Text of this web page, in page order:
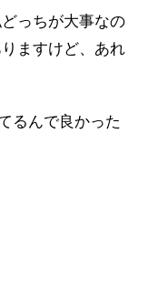
っちが大事なの
ますけど、あれ
るんで良かった